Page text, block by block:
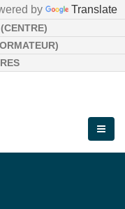
by Translate